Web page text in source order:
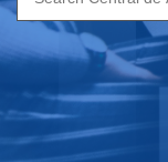
for: